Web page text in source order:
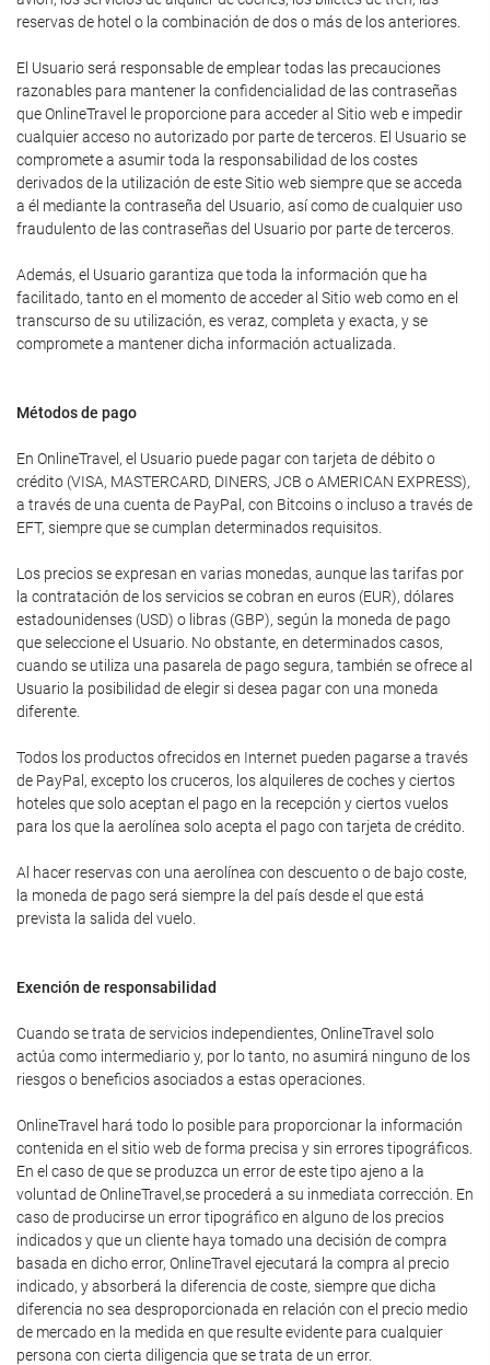
reservas de hotel o la combinación de dos o más de los anteriores.
El Usuario será responsable de emplear todas las precauciones
razonables para mantener la confidencialidad de las contraseñas
que OnlineTravel le proporcione para acceder al Sitio web e impedir
cualquier acceso no autorizado por parte de terceros. El Usuario se
compromete a asumir toda la responsabilidad de los costes
derivados de la utilización de este Sitio web siempre que se acceda
a él mediante la contraseña del Usuario, así como de cualquier uso
fraudulento de las contraseñas del Usuario por parte de terceros.
Además, el Usuario garantiza que toda la información que ha
facilitado, tanto en el momento de acceder al Sitio web como en el
transcurso de su utilización, es veraz, completa y exacta, y se
compromete a mantener dicha información actualizada.
Métodos de pago
En OnlineTravel, el Usuario puede pagar con tarjeta de débito o
crédito (VISA, MASTERCARD, DINERS, JCB o AMERICAN EXPRESS),
a través de una cuenta de PayPal, con Bitcoins o incluso a través de
EFT, siempre que se cumplan determinados requisitos.
Los precios se expresan en varias monedas, aunque las tarifas por
la contratación de los servicios se cobran en euros (EUR), dólares
estadounidenses (USD) o libras (GBP), según la moneda de pago
que seleccione el Usuario. No obstante, en determinados casos,
cuando se utiliza una pasarela de pago segura, también se ofrece al
Usuario la posibilidad de elegir si desea pagar con una moneda
diferente.
Todos los productos ofrecidos en Internet pueden pagarse a través
de PayPal, excepto los cruceros, los alquileres de coches y ciertos
hoteles que solo aceptan el pago en la recepción y ciertos vuelos
para los que la aerolínea solo acepta el pago con tarjeta de crédito.
Al hacer reservas con una aerolínea con descuento o de bajo coste,
la moneda de pago será siempre la del país desde el que está
prevista la salida del vuelo.
Exención de responsabilidad
Cuando se trata de servicios independientes, OnlineTravel solo
actúa como intermediario y, por lo tanto, no asumirá ninguno de los
riesgos o beneficios asociados a estas operaciones.
OnlineTravel hará todo lo posible para proporcionar la información
contenida en el sitio web de forma precisa y sin errores tipográficos.
En el caso de que se produzca un error de este tipo ajeno a la
voluntad de OnlineTravel,se procederá a su inmediata corrección. En
caso de producirse un error tipográfico en alguno de los precios
indicados y que un cliente haya tomado una decisión de compra
basada en dicho error, OnlineTravel ejecutará la compra al precio
indicado, y absorberá la diferencia de coste, siempre que dicha
diferencia no sea desproporcionada en relación con el precio medio
de mercado en la medida en que resulte evidente para cualquier
persona con cierta diligencia que se trata de un error.